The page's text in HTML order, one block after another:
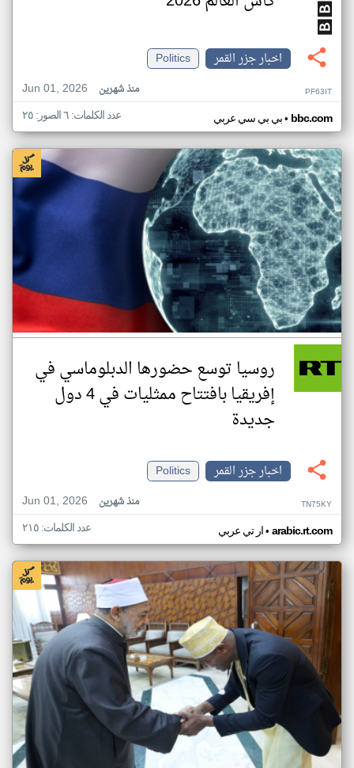
اخبار جزر القمر
Politics
Jun 01, 2026
منذ شهرين PF63IT
بي بي سي عربي• bbc.com عدد الكلمات: ٦ الصور: ٢٥
روسيا توسع حضورها الدبلوماسي في
إفريقيا بافتتاح ممثليات في 4 دول
جديدة
اخبار جزر القمر
Politics
Jun 01, 2026
منذ شهرين TN75KY
ار تي عربي• arabic.rt.com عدد الكلمات: ٢١٥